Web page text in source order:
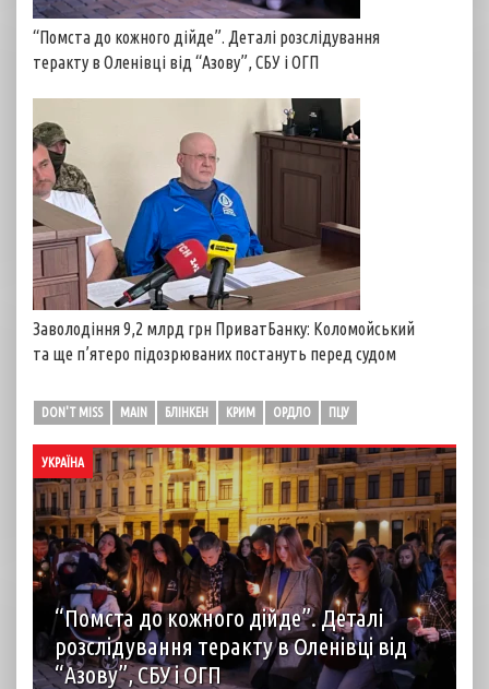
“Помста до кожного дійде”. Деталі розслідування
теракту в Оленівці від “Азову”, СБУ і ОГП
Заволодіння 9,2 млрд грн ПриватБанку: Коломойський
та ще п’ятеро підозрюваних постануть перед судом
DON'T MISS MAIN БЛІНКЕН КРИМ ОРДЛО ПЦУ
УКРАЇНА
“Помста до кожного дійде”. Деталі
розслідування теракту в Оленівці від
“Азову”, СБУ і ОГП